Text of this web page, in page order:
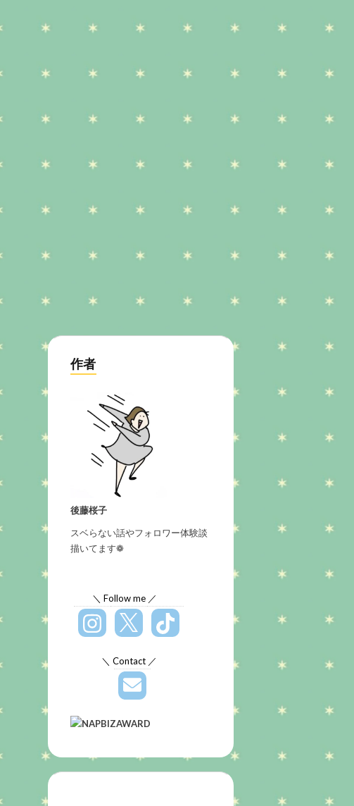
作者
後藤桜子
スベらない話やフォロワー体験談
描いてます❁
＼ Follow me ／
＼ Contact ／